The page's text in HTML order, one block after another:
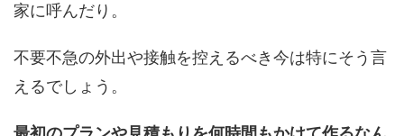
家に呼んだり。
不要不急の外出や接触を控えるべき今は特にそう言
えるでしょう。